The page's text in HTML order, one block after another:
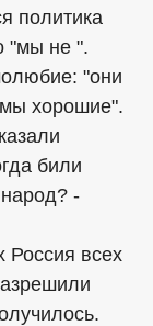
политика
"мы не ".
"они
хорошие".
били
-
Россия всех